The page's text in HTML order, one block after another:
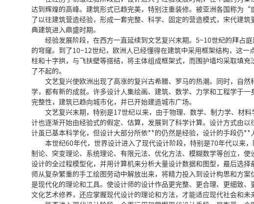
达到辉煌的高峰。建筑形式已趋完美，特别注重装修。被亚洲各国称为
了以往建筑营造经验，形成一套完整、科学、固定的营造模式，宋代建
典建筑进入鼎盛时期。
经验发展阶段，在西方一直延续到文艺复兴末期。5~10世纪的拜占
的穹窿。到了10~12世纪，欧洲人已经懂得在建筑中采用框架结构，这
柱和十字拱，与飞扶壁等搭结，将主体组成框架式，而围护墙均采取填
了不起的。
文艺复兴使欧洲出现了高涨的复兴古希腊、罗马的热潮。同时，自然
学，都有新的成就。许多设计人集绘画、建筑、数学、力学和工程学于
完整性，建筑已趋向城市化，并已开始建造城市广场。
文艺复兴末期，特别是17世纪以来，由于物理、数学、制力学、材料
计也逐渐开始由经验式的假定、估算，发展到了科学计算。设计方式由
计虽已基本科学化，但设计大部分所依**的仍然是经验，设计的手段仍**
本世纪60年代，世界设计进入了现代设计阶段，特别是70年代以来
制论、突变理论、系统理论、有限元法、优化方法、模糊数学等创立，
设计的全过程模型化，并用计算机来分析大量设计数据和图型，最后选
师从复杂繁重的手工绘图劳动中解放出来，将精力投入到设计构思和方
是现代化的理论和工具。使设计师的设计作品更完整、更合理、更细致
文化艺术修养，还应掌握现代设计的理论和方法，才能适应现代社会和未